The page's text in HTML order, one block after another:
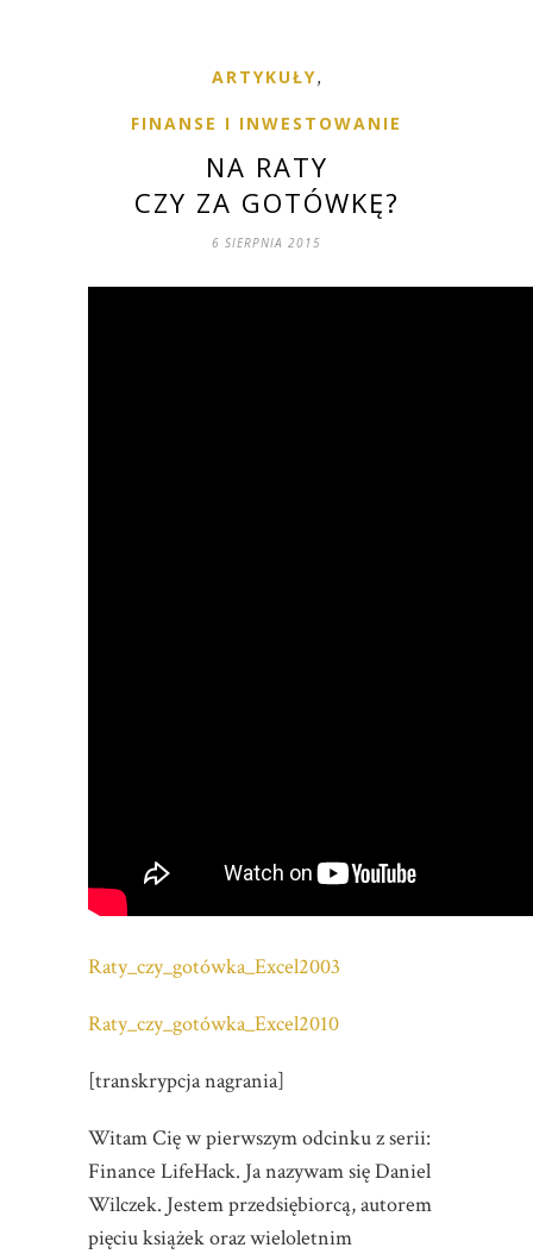
ARTYKUŁY,
FINANSE I INWESTOWANIE
NA RATY
CZY ZA GOTÓWKĘ?
6 SIERPNIA 2015
Raty_czy_gotówka_Excel2003
Raty_czy_gotówka_Excel2010
[transkrypcja nagrania]
Witam Cię w pierwszym odcinku z serii:
Finance LifeHack. Ja nazywam się Daniel
Wilczek. Jestem przedsiębiorcą,autorem
pięciu książek oraz wieloletnim